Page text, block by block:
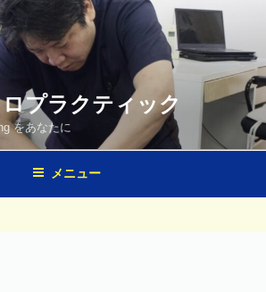
プラクティック
をあなたに
メニュー